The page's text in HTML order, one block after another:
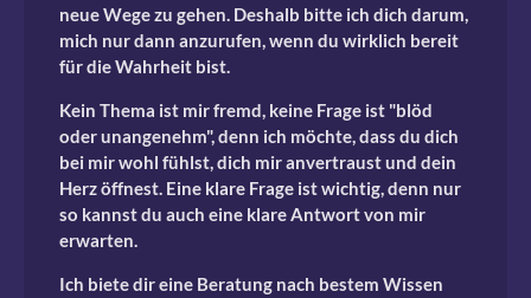
neue Wege zu gehen. Deshalb bitte ich dich darum,
mich nur dann anzurufen, wenn du wirklich bereit
für die Wahrheit bist.
Kein Thema ist mir fremd, keine Frage ist "blöd
oder unangenehm", denn ich möchte, dass du dich
bei mir wohl fühlst, dich mir anvertraust und dein
Herz öffnest. Eine klare Frage ist wichtig, denn nur
so kannst du auch eine klare Antwort von mir
erwarten.
Ich biete dir eine Beratung nach bestem Wissen